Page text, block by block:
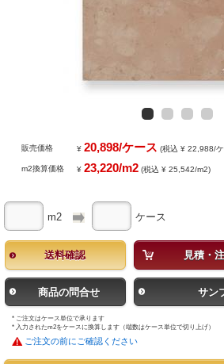
販売価格 ¥20,898/ケース (税込 ¥ 22,988/
m2換算価格 ¥23,220/m2 (税込 ¥ 25,542/m2)
m2 ケース
送料確認 見積・
商品の問合せ サン
* ご注文はケース単位で承ります
* 入力されたm2をケースに換算します（端数はケース単位で切り上げ）
ご注文の前にご確認ください